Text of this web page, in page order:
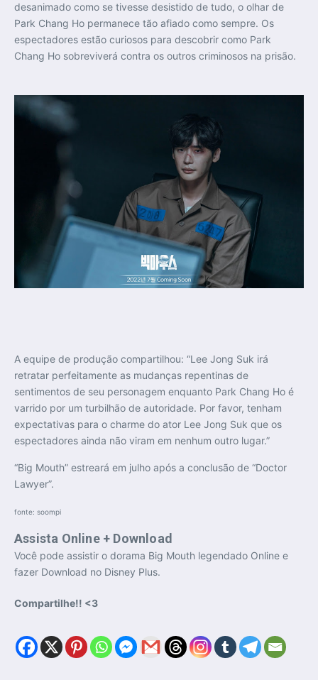
desanimado como se tivesse desistido de tudo, o olhar de
Park Chang Ho permanece tão afiado como sempre. Os
espectadores estão curiosos para descobrir como Park
Chang Ho sobreviverá contra os outros criminosos na prisão.
A equipe de produção compartilhou: “Lee Jong Suk irá
retratar perfeitamente as mudanças repentinas de
sentimentos de seu personagem enquanto Park Chang Ho é
varrido por um turbilhão de autoridade. Por favor, tenham
expectativas para o charme do ator Lee Jong Suk que os
espectadores ainda não viram em nenhum outro lugar.”
“Big Mouth” estreará em julho após a conclusão de “Doctor
Lawyer”.
fonte: soompi
Assista Online + Download
Você pode assistir o dorama Big Mouth legendado Online e
fazer Download no Disney Plus.
Compartilhe!! <3